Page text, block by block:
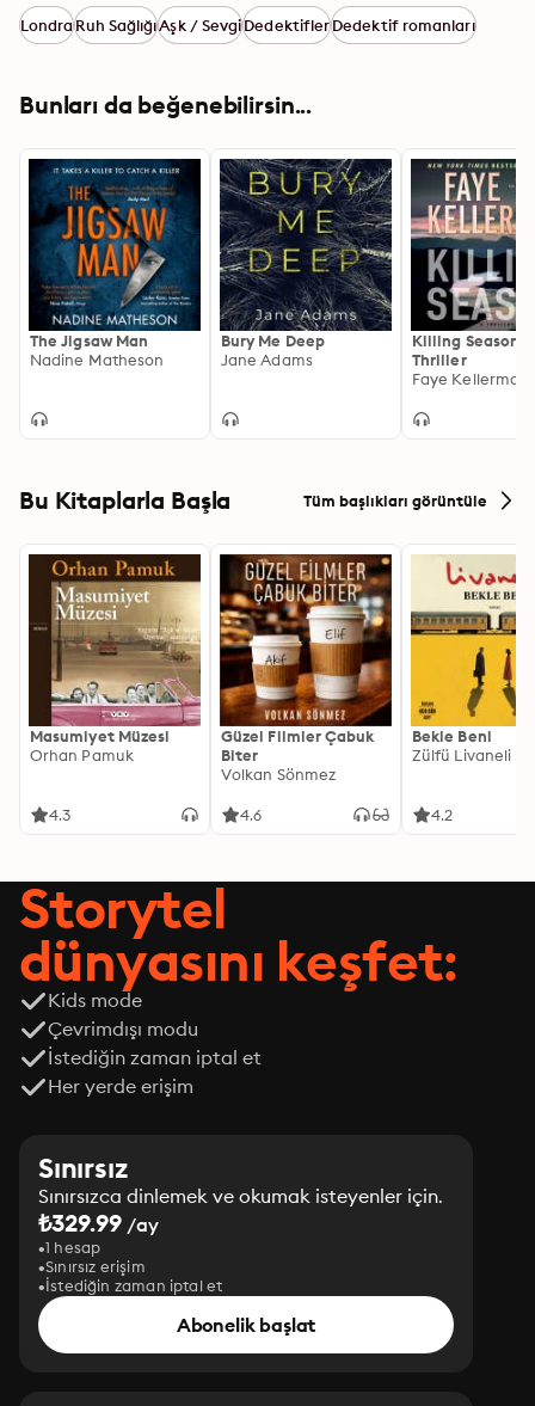
LondraRuh SağlığıAşk / SevgiDedektiflerDedektif romanları
Bunları da beğenebilirsin...
The Jigsaw Man
Nadine Matheson
Bury Me Deep
Jane Adams
Killing Season:
Thriller
Faye Kellerman
Bu Kitaplarla Başla Tüm başlıkları görüntüle
Masumiyet Müzesi
Orhan Pamuk
4.3
Güzel Filmler Çabuk
Biter
Volkan Sönmez
4.6
Bekle Beni
Zülfü Livaneli
4.2
Storytel
dünyasını keşfet:
Kids mode
Çevrimdışı modu
İstediğin zaman iptal et
Her yerde erişim
Sınırsız
Sınırsızca dinlemek ve okumak isteyenler için.
₺329.99 /ay
1 hesap
Sınırsız erişim
İstediğin zaman iptal et
Abonelik başlat